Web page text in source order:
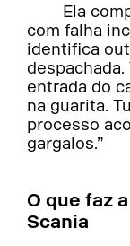
Ela
com falha
identifica
entrada do
na guarita.
processo
gargalos.”
O que faz
Scania